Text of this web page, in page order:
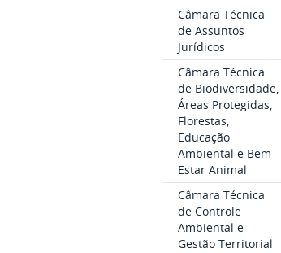
Câmara Técnica
de Assuntos
Jurídicos
Câmara Técnica
de Biodiversidade,
Áreas Protegidas,
Florestas,
Educação
Ambiental e Bem-
Estar Animal
Câmara Técnica
de Controle
Ambiental e
Gestão Territorial